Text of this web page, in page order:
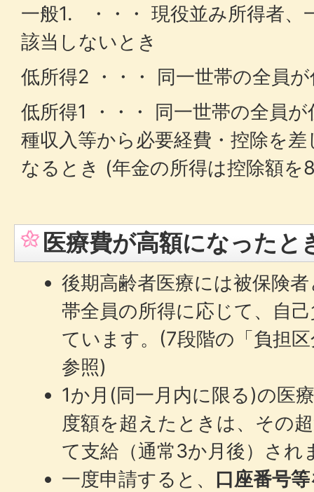
一般1. ・・・ 現役並み所得者、
該当しないとき
低所得2 ・・・ 同一世帯の全員
低所得1 ・・・ 同一世帯の全員
種収入等から必要経費・控除を
なるとき (年金の所得は控除額
医療費が高額になったと
後期高齢者医療には被保険
帯全員の所得に応じて、自
ています。(7段階の「負担
参照)
1か月(同一月内に限る)の医
度額を超えたときは、その
て支給（通常3か月後）され
一度申請すると、 口座番号